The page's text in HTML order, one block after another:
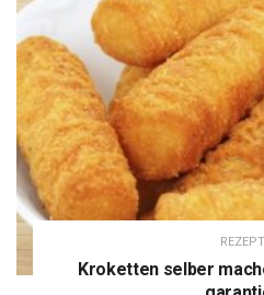
Kroketten selber